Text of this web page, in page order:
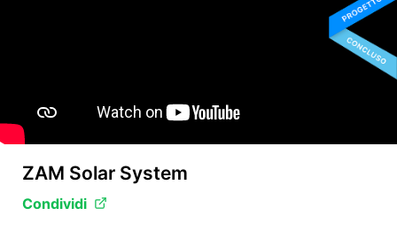
ZAM Solar System
Condividi